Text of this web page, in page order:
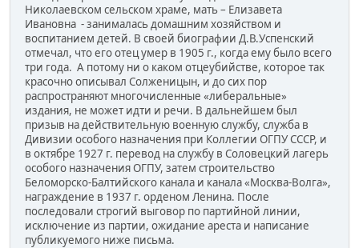
Николаевском сельском храме, мать – Елизавета
Ивановна - занималась домашним хозяйством и
воспитанием детей. В своей биографии Д.В.Успенский
отмечал, что его отец умер в 1905 г., когда ему было всего
три года. А потому ни о каком отцеубийстве, которое так
красочно описывал Солженицын, и до сих пор
распространяют многочисленные «либеральные»
издания, не может идти и речи. В дальнейшем был
призыв на действительную военную службу, служба в
Дивизии особого назначения при Коллегии ОГПУ СССР, и
в октябре 1927 г. перевод на службу в Соловецкий лагерь
особого назначения ОГПУ, затем строительство
Беломорско-Балтийского канала и канала «Москва-Волга»,
награждение в 1937 г. орденом Ленина. После
последовали строгий выговор по партийной линии,
исключение из партии, ожидание ареста и написание
публикуемого ниже письма.